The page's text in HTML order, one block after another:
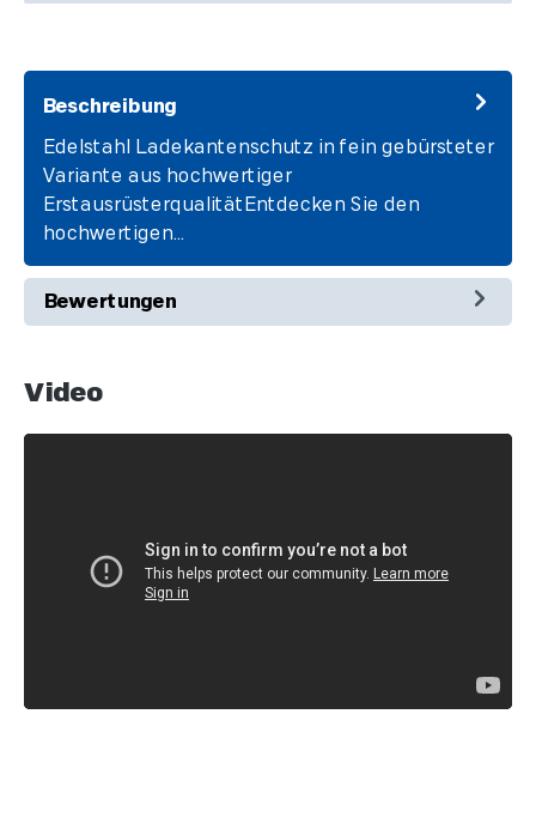
Beschreibung
Edelstahl Ladekantenschutz in fein gebürsteter
Variante aus hochwertiger
ErstausrüsterqualitätEntdecken Sie den
hochwertigen…
Bewertungen
Video